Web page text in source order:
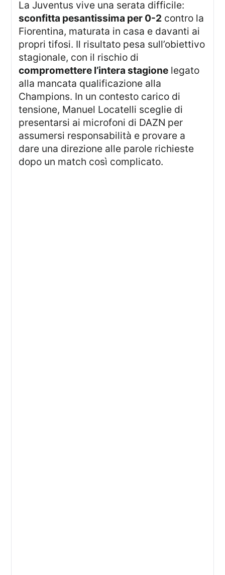
La Juventus vive una serata difficile:
sconfitta pesantissima per 0-2 contro la
Fiorentina, maturata in casa e davanti ai
propri tifosi. Il risultato pesa sull’obiettivo
stagionale, con il rischio di
compromettere l’intera stagione legato
alla mancata qualificazione alla
Champions. In un contesto carico di
tensione, Manuel Locatelli sceglie di
presentarsi ai microfoni di DAZN per
assumersi responsabilità e provare a
dare una direzione alle parole richieste
dopo un match così complicato.